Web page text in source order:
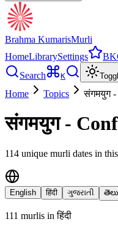
Brahma KumarisMurli
HomeLibrarySettings
Search
K
Home Topics संगमयुग -
संगमयुग -
114 unique murli dates in
English हिंदी ગુજરાતી
111 murlis inहिंदी